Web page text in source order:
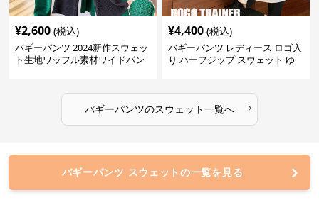
¥2,600 (税込)
バギーパンツ 2024新作スウェッ
ト生地ワッフル素材ワイドパン
¥4,400 (税込)
バギーパンツ レディース ロゴ入
り ハーフジップ スウェット ゆ
バギーパンツのスウェット一覧へ ›
バギーパンツ スウェットの一覧を見る